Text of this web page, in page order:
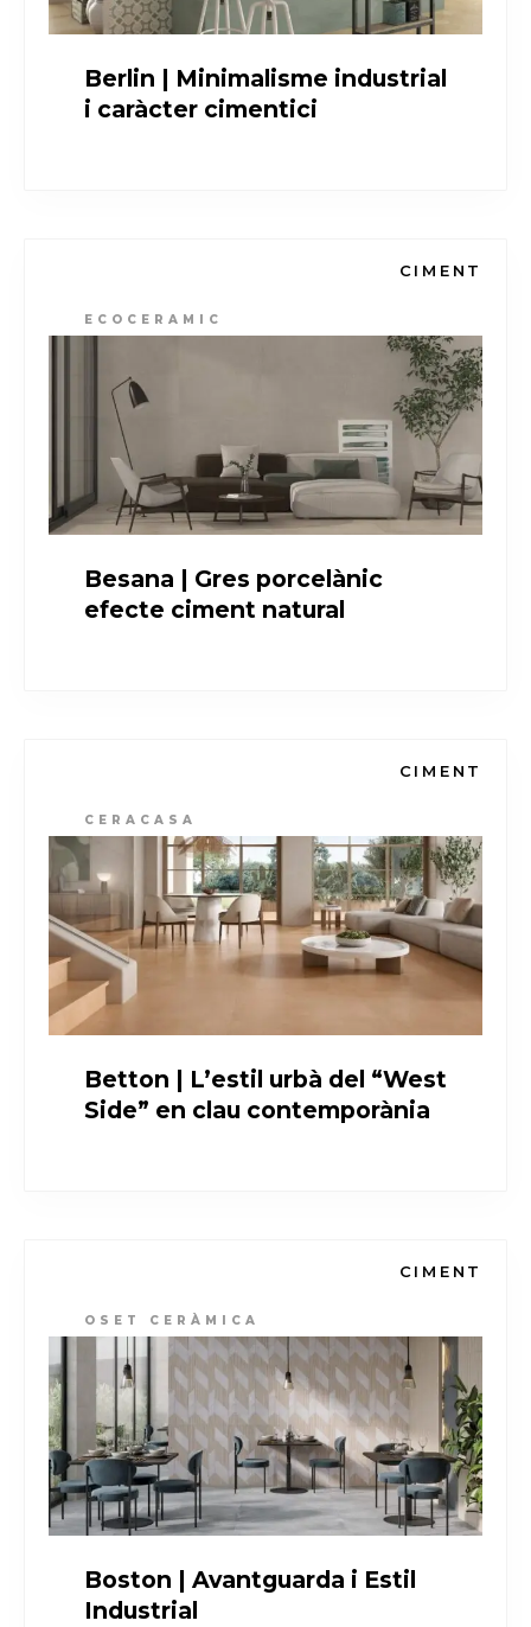
Berlin | Minimalisme industrial
i caràcter cimentici
CIMENT
ECOCERAMIC
Besana | Gres porcelànic
efecte ciment natural
CIMENT
CERACASA
Betton | L’estil urbà del “West
Side” en clau contemporània
CIMENT
OSET CERÀMICA
Boston | Avantguarda i Estil
Industrial